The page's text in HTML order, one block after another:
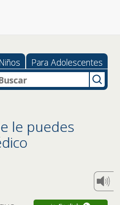
Para Adolescentes
le puedes